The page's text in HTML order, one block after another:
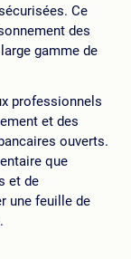
Ce
des
gamme de
professionnels
et des
ouverts.
que
et de
une feuille de